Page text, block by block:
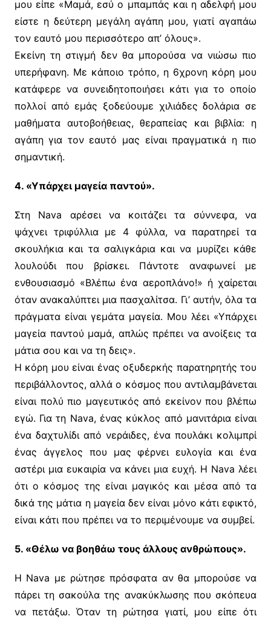
μου είπε «Μαμά, εσύ ο μπαμπάς και η αδελφή μου
είστε η δεύτερη μεγάλη αγάπη μου, γιατί αγαπάω
τον εαυτό μου περισσότερο απ’ όλους».
Εκείνη τη στιγμή δεν θα μπορούσα να νιώσω πιο
υπερήφανη. Με κάποιο τρόπο, η 6χρονη κόρη μου
κατάφερε να συνειδητοποιήσει κάτι για το οποίο
πολλοί από εμάς ξοδεύουμε χιλιάδες δολάρια σε
μαθήματα αυτοβοήθειας, θεραπείας και βιβλία: η
αγάπη για τον εαυτό μας είναι πραγματικά η πιο
σημαντική.
4. «Υπάρχει μαγεία παντού».
Στη Nava αρέσει να κοιτάζει τα σύννεφα, να
ψάχνει τριφύλλια με 4 φύλλα, να παρατηρεί τα
σκουλήκια και τα σαλιγκάρια και να μυρίζει κάθε
λουλούδι που βρίσκει. Πάντοτε αναφωνεί με
ενθουσιασμό «Βλέπω ένα αεροπλάνο!» ή χαίρεται
όταν ανακαλύπτει μια πασχαλίτσα. Γι’ αυτήν, όλα τα
πράγματα είναι γεμάτα μαγεία. Μου λέει «Υπάρχει
μαγεία παντού μαμά, απλώς πρέπει να ανοίξεις τα
μάτια σου και να τη δεις».
Η κόρη μου είναι ένας οξυδερκής παρατηρητής του
περιβάλλοντος, αλλά ο κόσμος που αντιλαμβάνεται
είναι πολύ πιο μαγευτικός από εκείνον που βλέπω
εγώ. Για τη Nava, ένας κύκλος από μανιτάρια είναι
ένα δαχτυλίδι από νεράιδες, ένα πουλάκι κολιμπρί
ένας άγγελος που μας φέρνει ευλογία και ένα
αστέρι μια ευκαιρία να κάνει μια ευχή. Η Nava λέει
ότι ο κόσμος της είναι μαγικός και μέσα από τα
δικά της μάτια η μαγεία δεν είναι μόνο κάτι εφικτό,
είναι κάτι που πρέπει να το περιμένουμε να συμβεί.
5. «Θέλω να βοηθάω τους άλλους ανθρώπους».
Η Nava με ρώτησε πρόσφατα αν θα μπορούσε να
πάρει τη σακούλα της ανακύκλωσης που σκόπευα
να πετάξω. Όταν τη ρώτησα γιατί, μου είπε ότι